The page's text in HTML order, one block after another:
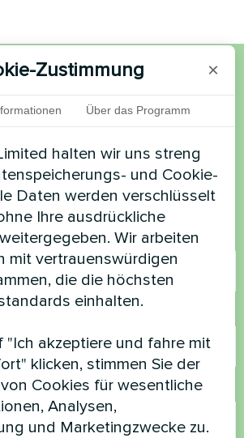
Sie kaufen oder
uns und wir werden Ihnen
Zustimmung ×
Über das Programm
halten wir uns streng
und Cookie-
Daten werden verschlüsselt
Ihre ausdrückliche
Wir arbeiten
mit vertrauenswürdigen
die die höchsten
einhalten.
"Ich akzeptiere und fahre mit
klicken, stimmen Sie der
Cookies für wesentliche
Analysen,
und Marketingzwecke zu.